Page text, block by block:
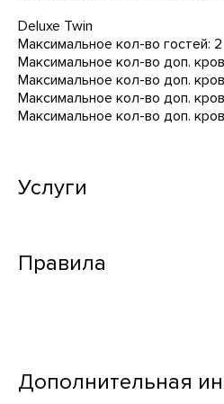
Deluxe Twin
Максимальное кол-во гостей: 2
Максимальное кол-во доп.
Максимальное кол-во доп.
Максимальное кол-во доп.
Максимальное кол-во доп.
Услуги
Правила
Дополнительная